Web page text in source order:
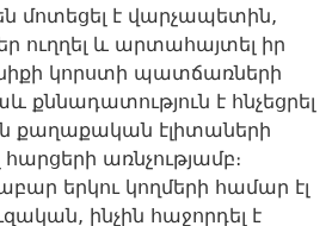
մոտեցել է վարչապետին,
ուղղել և արտահայտել իր
կորստի պատճառների
քննադատություն է հնչեցրել
քաղաքական էլիտաների
առնչությամբ։
երկու կողմերի համար էլ
ինչին հաջորդել է